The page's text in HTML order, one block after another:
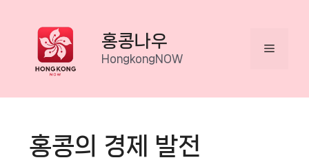
content
홍콩나우
HongkongNOW
Menu
홍콩의 경제 발전